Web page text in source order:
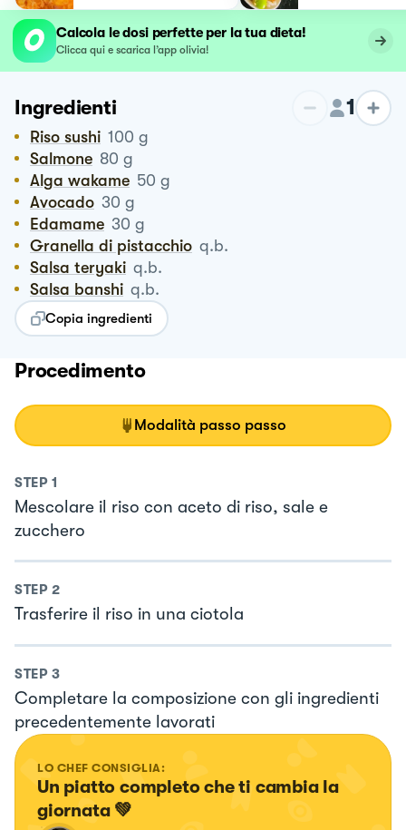
Calcola le dosi perfette per la tua dieta!
Clicca qui e scarica l’app olivia!
Ingredienti 1
Riso sushi 100 g
Salmone 80 g
Alga wakame 50 g
Avocado 30 g
Edamame 30 g
Granella di pistacchio q.b.
Salsa teryaki q.b.
Salsa banshi q.b.
Copia ingredienti
Procedimento
Modalità passo passo
STEP 1
Mescolare il riso con aceto di riso, sale e
zucchero
STEP 2
Trasferire il riso in una ciotola
STEP 3
Completare la composizione con gli ingredienti
precedentemente lavorati
LO CHEF CONSIGLIA:
Un piatto completo che ti cambia la
giornata 💚